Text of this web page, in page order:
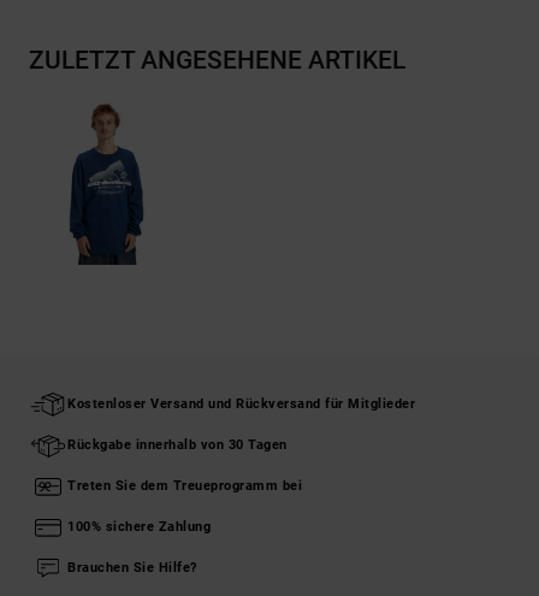
ZULETZT ANGESEHENE ARTIKEL
Kostenloser Versand und Rückversand für Mitglieder
Rückgabe innerhalb von 30 Tagen
Treten Sie dem Treueprogramm bei
100% sichere Zahlung
Brauchen Sie Hilfe?